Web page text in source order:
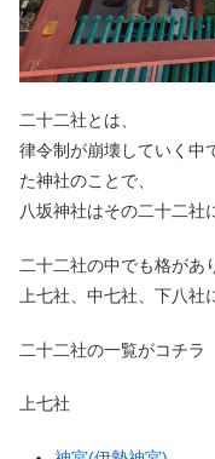
二十二社とは、
律令制が崩壊していく中
た神社のことで、
八坂神社はその二十二社
二十二社の中でも格があ
上七社、中七社、下八
二十二社の一覧がコチラ
上七社